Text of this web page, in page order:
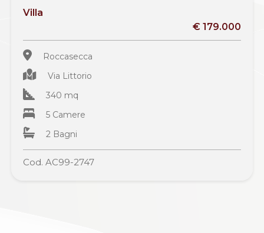
Villa
€ 179.000
Roccasecca
Via Littorio
340 mq
5 Camere
2 Bagni
Cod. AC99-2747